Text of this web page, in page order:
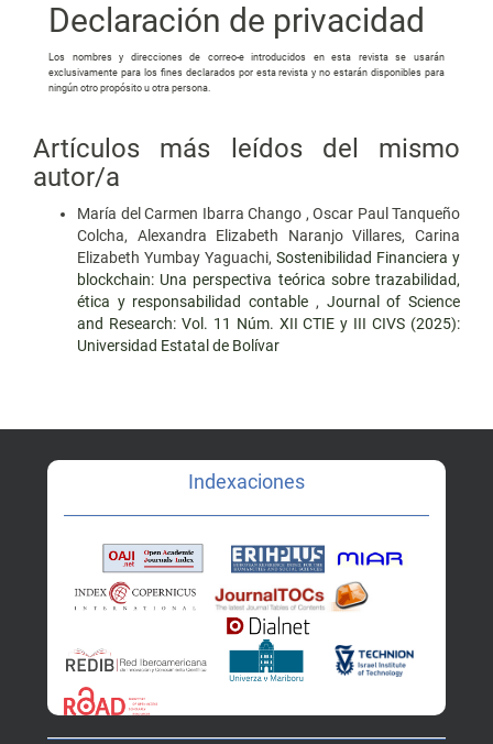
Declaración de privacidad
Los nombres y direcciones de correo-e introducidos en esta revista se usarán
exclusivamente para los fines declarados por esta revista y no estarán disponibles para
ningún otro propósito u otra persona.
Artículos más leídos del mismo
autor/a
María del Carmen Ibarra Chango , Oscar Paul Tanqueño
Colcha, Alexandra Elizabeth Naranjo Villares, Carina
Elizabeth Yumbay Yaguachi, Sostenibilidad Financiera y
blockchain: Una perspectiva teórica sobre trazabilidad,
ética y responsabilidad contable , Journal of Science
and Research: Vol. 11 Núm. XII CTIE y III CIVS (2025):
Universidad Estatal de Bolívar
Indexaciones